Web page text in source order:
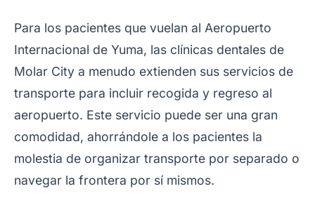
Para los pacientes que vuelan al Aeropuerto
Internacional de Yuma, las clínicas dentales de
Molar City a menudo extienden sus servicios de
transporte para incluir recogida y regreso al
aeropuerto. Este servicio puede ser una gran
comodidad, ahorrándole a los pacientes la
molestia de organizar transporte por separado o
navegar la frontera por sí mismos.